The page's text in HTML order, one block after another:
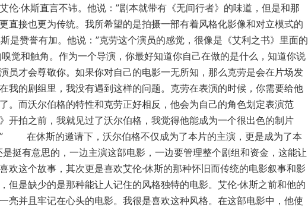
伦·休斯直言不讳。他说：”剧本就带有《无间行者》的味道，但是和那
直接也更为传统。我所希望的是拍摄一部有着风格化影像和对立模式的
赞誉有加。他说：”克劳这个演员的感觉，很像是《艾利之书》里面的
觉和触角。作为一个导演，你最好知道你自己在做的是什么，知道你说
员才会尊敬你。如果你对自己的电影一无所知，那么克劳是会在片场发
我的剧组里，我没有遇到这样的问题。克劳在表演的时候，你需要给他
。而沃尔伯格的特性和克劳正好相反，他会为自己的角色划定表演范
开拍之前，我就见过了沃尔伯格，我觉得他能成为一个很出色的制片
” 在休斯的邀请下，沃尔伯格不仅成为了本片的主演，更是成为了本
挺有意思的，一边主演这部电影，一边要管理整个剧组和资金，这能让
欢这个故事，其次更是喜欢艾伦·休斯的那种怀旧而传统的电影叙事和影
但是缺少的是那种能让人记住的风格独特的电影。艾伦·休斯之前和他的
亮并且牢记在心头的电影。我很是喜欢这种风格。在这部电影中，他使